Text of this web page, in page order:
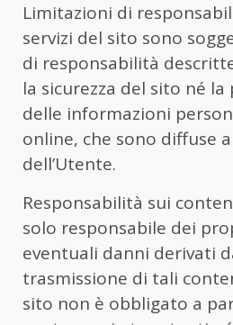
Limitazioni di
servizi del sito sono
di responsabilità
la sicurezza del sito né
delle informazioni
online, che sono diffuse
dell’Utente.
Responsabilità sui
solo responsabile dei
eventuali danni derivati
trasmissione di tali
sito non è obbligato a